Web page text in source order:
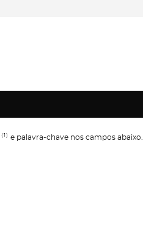
(1) e palavra-chave nos campos abaixo.